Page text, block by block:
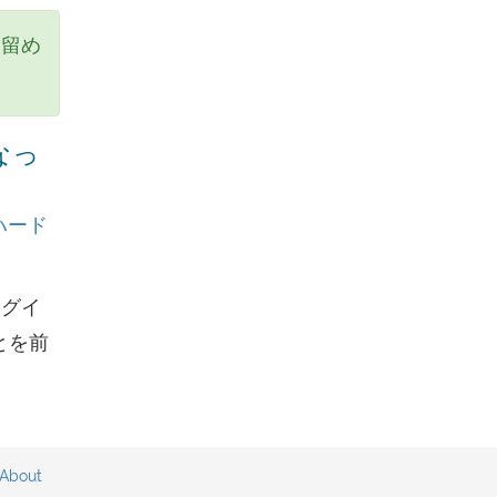
め
っ
ード
イ
を前
About